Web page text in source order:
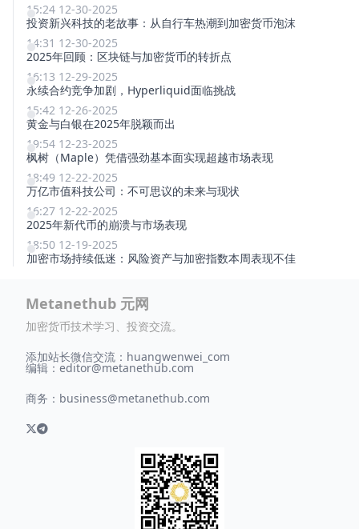
15:24 12-30-2025
投资新兴科技的老故事：从自行车热潮到加密货币泡沫
14:31 12-30-2025
2025年回顾：区块链与加密货币的转折点
16:13 12-29-2025
永续合约竞争加剧，Hyperliquid面临挑战
15:42 12-26-2025
黄金与白银在2025年脱颖而出
19:54 12-23-2025
枫树（Maple）凭借强劲基本面实现超越市场表现
18:49 12-22-2025
万亿市值科技公司：不可思议的未来与现状
16:27 12-22-2025
2025年新代币的崩溃与市场表现
18:50 12-19-2025
加密市场持续低迷：风险资产与加密指数本周表现不佳
Metanethub 元网
加密货币技术学习、投资交流。
添加站长微信交流：huangwenwei_com
编辑：editor@metanethub.com
商务： business@metanethub.com